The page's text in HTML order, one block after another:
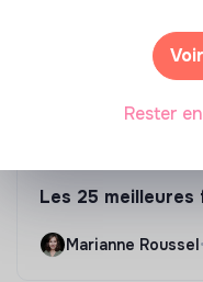
Les 25 meilleures
Marianne Roussel•
Rester